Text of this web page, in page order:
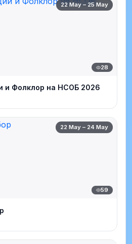
22 May – 25 May
28
и Фолклор на НСОБ 2026
22 May – 24 May
59